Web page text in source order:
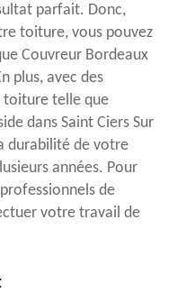
parfait. Donc,
toiture, vous pouvez
Couvreur Bordeaux
plus, avec des
toiture telle que
dans Saint Ciers Sur
durabilité de votre
années. Pour
de
votre travail de